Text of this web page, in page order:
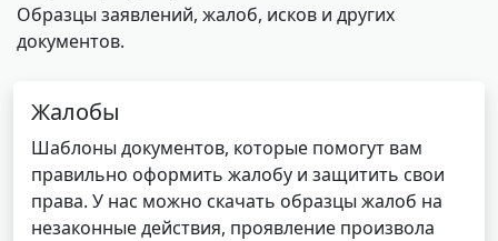
Образцы заявлений, жалоб, исков и других
документов.
Жалобы
Шаблоны документов, которые помогут вам
правильно оформить жалобу и защитить свои
права. У нас можно скачать образцы жалоб на
незаконные действия, проявление произвола